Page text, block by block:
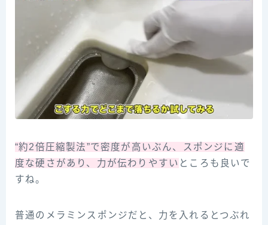
“約2倍圧縮製法”で密度が高いぶん、スポンジに適
度な硬さがあり、力が伝わりやすい ところも良いで
すね。
普通のメラミンスポンジだと、力を入れるとつぶれ